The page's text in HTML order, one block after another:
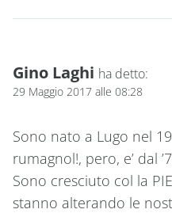
Gino Laghi ha detto:
29 Maggio 2017 alle 08:28
Sono nato a Lugo nel
rumagnol!, pero, e’ dal
Sono cresciuto col la
stanno alterando le